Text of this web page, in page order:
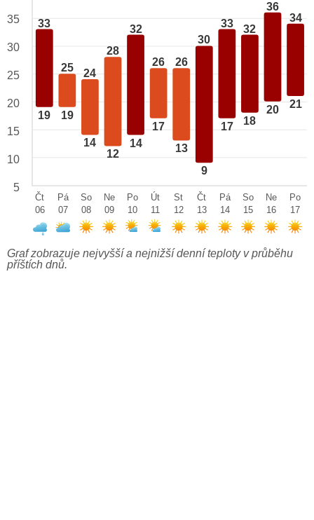
33
19
25
19
24
14
28
12
32
14
26
17
26
13
30
9
33
17
32
18
36
20
34
21
35
30
25
20
15
10
5
Čt
06
Pá
07
So
08
Ne
09
Po
10
Út
11
St
12
Čt
13
Pá
14
So
15
Ne
16
Po
17
Graf zobrazuje nejvyšší a nejnižší denní teploty v průběhu
příštích dnů.